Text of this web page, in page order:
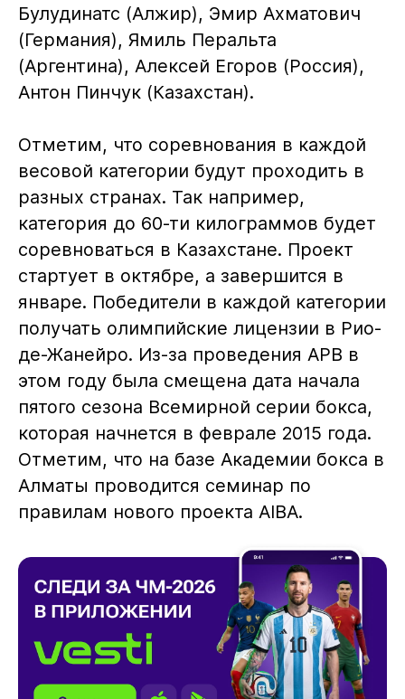
Булудинатс (Алжир), Эмир Ахматович
(Германия), Ямиль Перальта
(Аргентина), Алексей Егоров (Россия),
Антон Пинчук (Казахстан).
Отметим, что соревнования в каждой
весовой категории будут проходить в
разных странах. Так например,
категория до 60-ти килограммов будет
соревноваться в Казахстане. Проект
стартует в октябре, а завершится в
январе. Победители в каждой категории
получать олимпийские лицензии в Рио-
де-Жанейро. Из-за проведения APB в
этом году была смещена дата начала
пятого сезона Всемирной серии бокса,
которая начнется в феврале 2015 года.
Отметим, что на базе Академии бокса в
Алматы проводится семинар по
правилам нового проекта AIBA.